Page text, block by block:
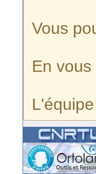
Vous
En